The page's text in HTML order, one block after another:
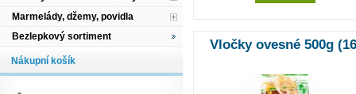
Vločky ovesné 500g
Marmelády, džemy, povidla
Bezlepkový sortiment
Nákupní košík